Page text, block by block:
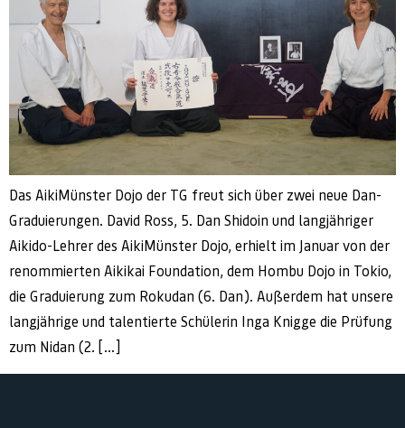
Das AikiMünster Dojo der TG freut sich über zwei neue Dan-
Graduierungen. David Ross, 5. Dan Shidoin und langjähriger
Aikido-Lehrer des AikiMünster Dojo, erhielt im Januar von der
renommierten Aikikai Foundation, dem Hombu Dojo in Tokio,
die Graduierung zum Rokudan (6. Dan). Außerdem hat unsere
langjährige und talentierte Schülerin Inga Knigge die Prüfung
zum Nidan (2. […]